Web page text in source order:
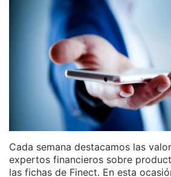
Cada semana destacamos las
expertos financieros sobre
las fichas de Finect. En esta